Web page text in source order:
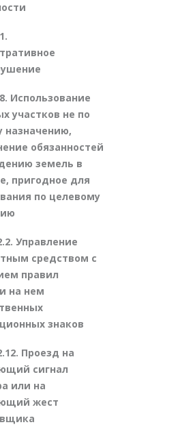
Использование
участков не по
назначению,
обязанностей
земель в
пригодное для
по целевому
Управление
средством с
правил
на нем
знаков
Проезд на
сигнал
или на
жест